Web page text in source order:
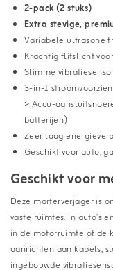
2-pack (2 stuks)
Extra stevige,
Variabele ultrasone
Krachtig flitslicht
Slimme
3-in-1
> Accu-
batterijen)
Zeer laag
Geschikt voor auto,
Geschikt voor
Deze marterverjager is
vaste ruimtes. In auto’s
in de motorruimte of de
aanrichten aan kabels,
ingebouwde